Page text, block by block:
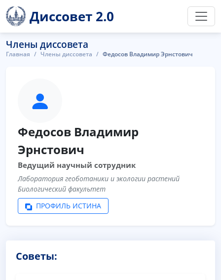
Диссовет 2.0
Члены диссовета
Главная Члены диссовета Федосов Владимир Эрнстович
Федосов Владимир
Эрнстович
Ведущий научный сотрудник
Лаборатория геоботаники и экологии растений
Биологический факультет
ПРОФИЛЬ ИСТИНА
Советы: